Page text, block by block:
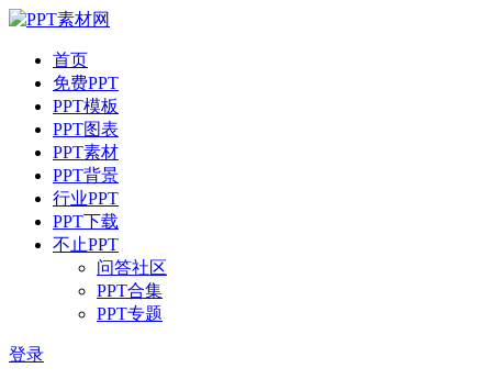
首页
免费PPT
PPT模板
PPT图表
PPT素材
PPT背景
行业PPT
PPT下载
不止PPT
问答社区
PPT合集
PPT专题
登录